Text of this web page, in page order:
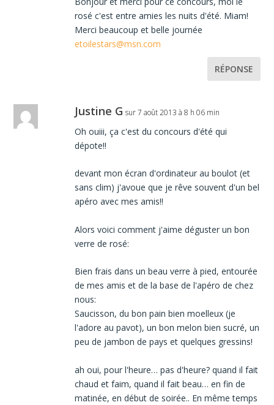
rosé c'est entre amies les nuits d'été. Miam!
Merci beaucoup et belle journée
etoilestars@msn.com
RÉPONSE
Justine G sur 7 août 2013 à 8 h 06 min
Oh ouiii, ça c'est du concours d'été qui
dépote!!
devant mon écran d'ordinateur au boulot (et
sans clim) j'avoue que je rêve souvent d'un bel
apéro avec mes amis!!
Alors voici comment j'aime déguster un bon
verre de rosé:
Bien frais dans un beau verre à pied, entourée
de mes amis et de la base de l'apéro de chez
nous:
Saucisson, du bon pain bien moelleux (je
l'adore au pavot), un bon melon bien sucré, un
peu de jambon de pays et quelques gressins!
ah oui, pour l'heure… pas d'heure? quand il fait
chaud et faim, quand il fait beau… en fin de
matinée, en début de soirée.. En même temps